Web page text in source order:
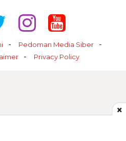
Pedoman Media Siber
Privacy Policy
×